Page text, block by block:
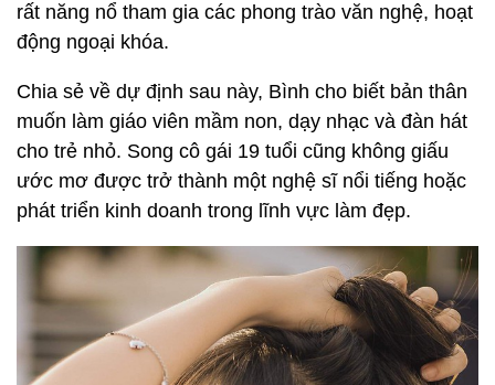
rất năng nổ tham gia các phong trào văn nghệ, hoạt
động ngoại khóa.
Chia sẻ về dự định sau này, Bình cho biết bản thân
muốn làm giáo viên mầm non, dạy nhạc và đàn hát
cho trẻ nhỏ. Song cô gái 19 tuổi cũng không giấu
ước mơ được trở thành một nghệ sĩ nổi tiếng hoặc
phát triển kinh doanh trong lĩnh vực làm đẹp.